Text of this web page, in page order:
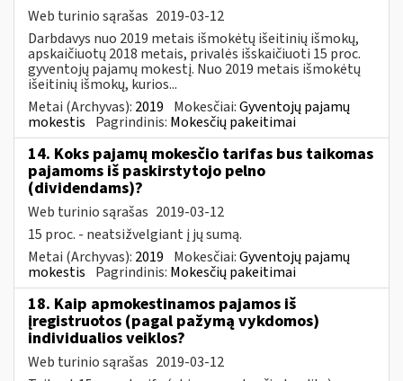
Web turinio sąrašas 2019-03-12
Darbdavys nuo 2019 metais išmokėtų išeitinių išmokų,
apskaičiuotų 2018 metais, privalės išskaičiuoti 15 proc.
gyventojų pajamų mokestį. Nuo 2019 metais išmokėtų
išeitinių išmokų, kurios...
Metai (Archyvas): 2019 Mokesčiai:Gyventojų pajamų
mokestis Pagrindinis: Mokesčių pakeitimai
14. Koks pajamų mokesčio tarifas bus taikomas
pajamoms iš paskirstytojo pelno
(dividendams)?
Web turinio sąrašas 2019-03-12
15 proc. - neatsižvelgiant į jų sumą.
Metai (Archyvas): 2019 Mokesčiai:Gyventojų pajamų
mokestis Pagrindinis: Mokesčių pakeitimai
18. Kaip apmokestinamos pajamos iš
įregistruotos (pagal pažymą vykdomos)
individualios veiklos?
Web turinio sąrašas 2019-03-12